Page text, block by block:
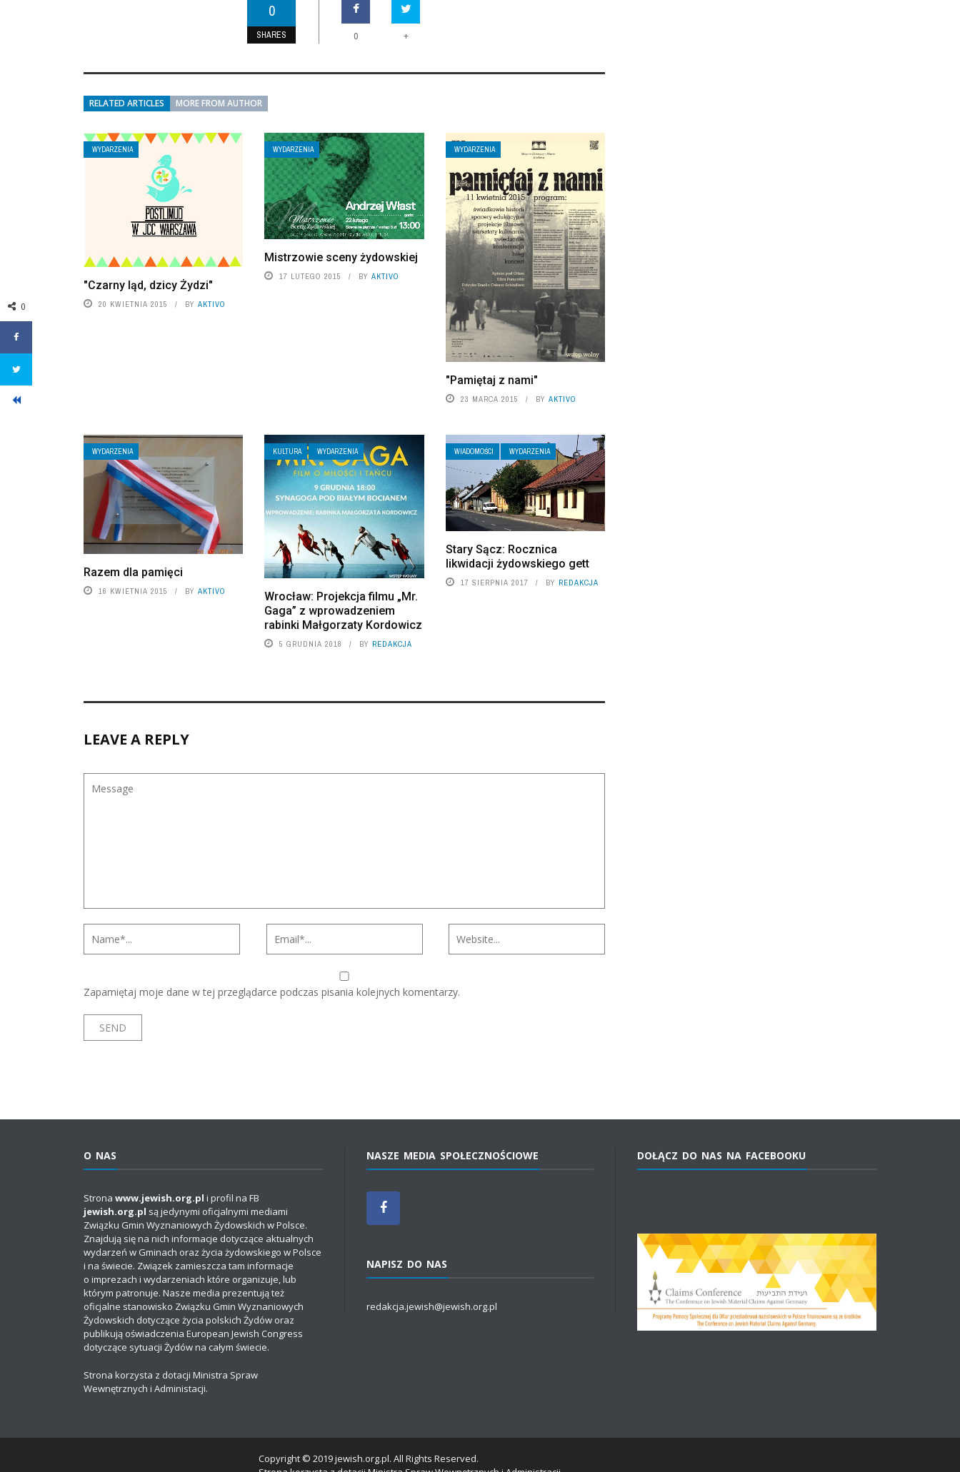
0
SHARES 0 +
RELATED ARTICLES MORE FROM AUTHOR
WYDARZENIA
"Czarny ląd, dzicy Żydzi"
20 KWIETNIA 2015 BY AKTIVO
WYDARZENIA
Mistrzowie sceny żydowskiej
17 LUTEGO 2015 BYAKTIVO
WYDARZENIA
"Pamiętaj z nami"
23 MARCA 2015 BY AKTIVO
WYDARZENIA
Razem dla pamięci
16 KWIETNIA 2015 BY AKTIVO
KULTURA WYDARZENIA
Wrocław: Projekcja filmu „Mr.
Gaga” z wprowadzeniem
rabinki Małgorzaty Kordowicz
5 GRUDNIA 2018 BY REDAKCJA
WIADOMOŚCI WYDARZENIA
Stary Sącz: Rocznica
likwidacji żydowskiego gett
17 SIERPNIA 2017 BY REDAKCJA
LEAVE A REPLY
Zapamiętaj moje dane w tej przeglądarce podczas pisania kolejnych komentarzy.
0
O NAS
Strona www.jewish.org.pl i profil na FB
jewish.org.pl są jedynymi oficjalnymi mediami
Związku Gmin Wyznaniowych Żydowskich w Polsce.
Znajdują się na nich informacje dotyczące aktualnych
wydarzeń w Gminach oraz życia żydowskiego w Polsce
i na świecie. Związek zamieszcza tam informacje
o imprezach i wydarzeniach które organizuje, lub
którym patronuje. Nasze media prezentują też
oficjalne stanowisko Związku Gmin Wyznaniowych
Żydowskich dotyczące życia polskich Żydów oraz
publikują oświadczenia European Jewish Congress
dotyczące sytuacji Żydów na całym świecie.
Strona korzysta z dotacji Ministra Spraw
Wewnętrznych i Administacji.
NASZE MEDIA SPOŁECZNOŚCIOWE
NAPISZ DO NAS
redakcja.jewish@jewish.org.pl
DOŁĄCZ DO NAS NA FACEBOOKU
Copyright © 2019 jewish.org.pl. All Rights Reserved.